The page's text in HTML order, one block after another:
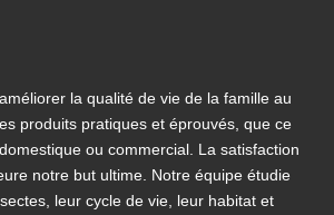
la qualité de vie de la famille au
produits pratiques et éprouvés, que ce
ou commercial. La satisfaction
notre but ultime. Notre équipe étudie
leur cycle de vie, leur habitat et